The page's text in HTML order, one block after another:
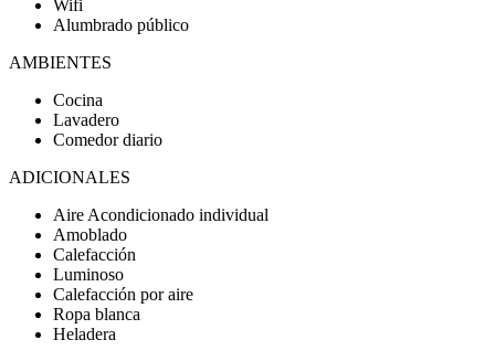
Wifi
Alumbrado público
AMBIENTES
Cocina
Lavadero
Comedor diario
ADICIONALES
Aire Acondicionado individual
Amoblado
Calefacción
Luminoso
Calefacción por aire
Ropa blanca
Heladera